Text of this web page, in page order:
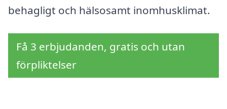
behagligt och hälsosamt inomhusklimat.
Få 3 erbjudanden, gratis och utan
förpliktelser